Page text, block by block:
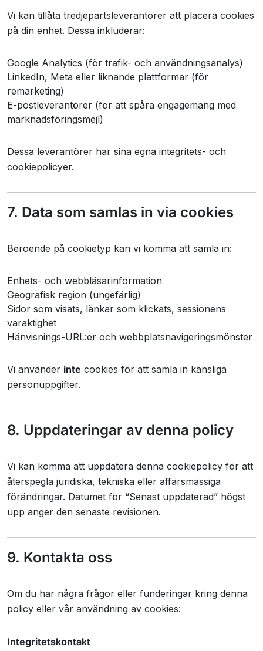
Vi kan tillåta tredjepartsleverantörer att placera cookies
på din enhet. Dessa inkluderar:
Google Analytics (för trafik- och användningsanalys)
LinkedIn, Meta eller liknande plattformar (för
remarketing)
E-postleverantörer (för att spåra engagemang med
marknadsföringsmejl)
Dessa leverantörer har sina egna integritets- och
cookiepolicyer.
7. Data som samlas in via cookies
Beroende på cookietyp kan vi komma att samla in:
Enhets- och webbläsarinformation
Geografisk region (ungefärlig)
Sidor som visats, länkar som klickats, sessionens
varaktighet
Hänvisnings-URL:er och webbplatsnavigeringsmönster
Vi använder inte cookies för att samla in känsliga
personuppgifter.
8. Uppdateringar av denna policy
Vi kan komma att uppdatera denna cookiepolicy för att
återspegla juridiska, tekniska eller affärsmässiga
förändringar. Datumet för “Senast uppdaterad” högst
upp anger den senaste revisionen.
9. Kontakta oss
Om du har några frågor eller funderingar kring denna
policy eller vår användning av cookies:
Integritetskontakt